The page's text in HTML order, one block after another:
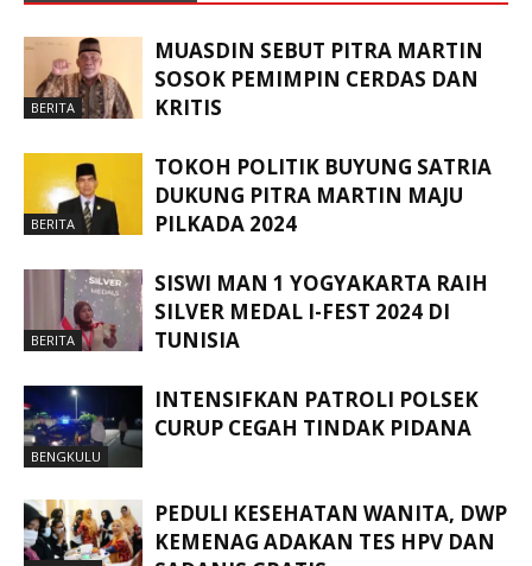
BERITA
MUASDIN SEBUT PITRA MARTIN
SOSOK PEMIMPIN CERDAS DAN
KRITIS
BERITA
TOKOH POLITIK BUYUNG SATRIA
DUKUNG PITRA MARTIN MAJU
PILKADA 2024
BERITA
SISWI MAN 1 YOGYAKARTA RAIH
SILVER MEDAL I-FEST 2024 DI
TUNISIA
BENGKULU
INTENSIFKAN PATROLI POLSEK
CURUP CEGAH TINDAK PIDANA
PEDULI KESEHATAN WANITA, DWP
KEMENAG ADAKAN TES HPV DAN